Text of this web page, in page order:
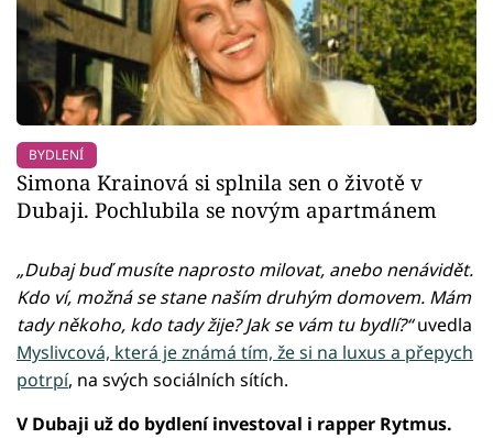
BYDLENÍ
Simona Krainová si splnila sen o životě v
Dubaji. Pochlubila se novým apartmánem
„Dubaj buď musíte naprosto milovat, anebo nenávidět.
Kdo ví, možná se stane naším druhým domovem. Mám
tady někoho, kdo tady žije? Jak se vám tu bydlí?“uvedla
Myslivcová, která je známá tím, že si na luxus a přepych
potrpí, na svých sociálních sítích.
V Dubaji už do bydlení investoval i rapper Rytmus.